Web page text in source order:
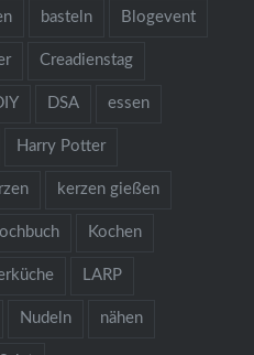
basteln Blogevent
Creadienstag
DSA essen
Harry Potter
kerzen gießen
Kochen
LARP
Nudeln nähen